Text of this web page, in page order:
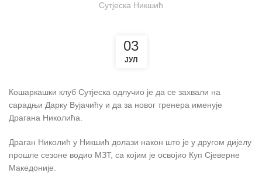
Сутјеска Никшић
03
ЈУЛ
Кошаркашки клуб Сутјеска одлучио је да се захвали на
сарадњи Дарку Вујачићу и да за новог тренера именује
Драгана Николића.
Драган Николић у Никшић долази након што је у другом дијелу
прошле сезоне водио МЗТ, са којим је освојио Куп Сјеверне
Македоније.